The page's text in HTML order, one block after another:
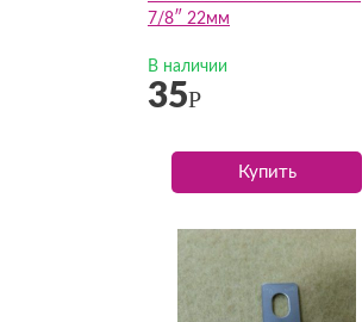
7/8″ 22мм
В наличии
35Р
Купить